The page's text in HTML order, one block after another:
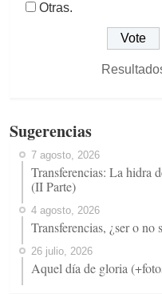
Otras.
Sugerencias
7 agosto, 2026
Transferencias: La hidra
(II Parte)
4 agosto, 2026
Transferencias, ¿ser o no
26 julio, 2026
Aquel día de gloria